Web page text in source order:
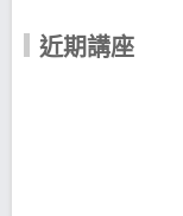
近期講座